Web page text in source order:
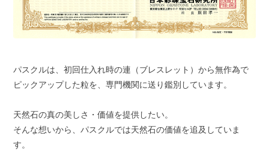
パスクルは、初回仕入れ時の連（ブレスレット）から無作為で
ピックアップした粒を、専門機関に送り鑑別しています。
天然石の真の美しさ・価値を提供したい。
そんな想いから、パスクルでは天然石の価値を追及していま
す。